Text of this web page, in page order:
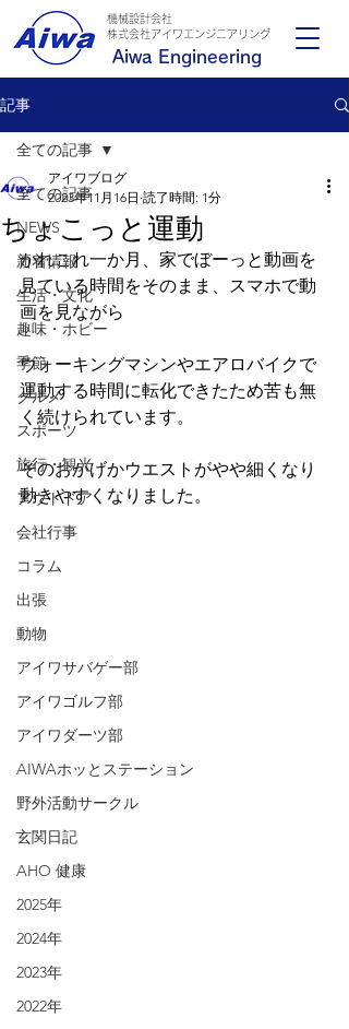
Aiwa Engineering
機械設計会社
​株式会社アイワエンジニアリング
記事
全ての記事
NEWS
新着情報
生活・文化
趣味・ホビー
季節
グルメ
スポーツ
旅行・観光
アウトドア
会社行事
コラム
出張
動物
アイワサバゲー部
アイワゴルフ部
アイワダーツ部
AIWAホッとステーション
野外活動サークル
玄関日記
AHO 健康
2025年
2024年
2023年
2022年
全ての記事
ちょこっと運動
アイワブログ
2023年11月16日 読了時間: 1分
かれこれ一か月、家でぼーっと動画を
見ている時間をそのまま、スマホで動
画を見ながら
ウォーキングマシンやエアロバイクで
運動する時間に転化できたため苦も無
く続けられています。
そのおかげかウエストがやや細くなり
動きやすくなりました。